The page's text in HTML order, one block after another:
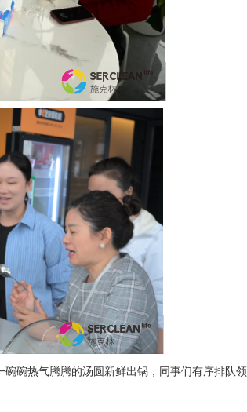
碗热气腾腾的汤圆新鲜出锅，同事们有序排队领